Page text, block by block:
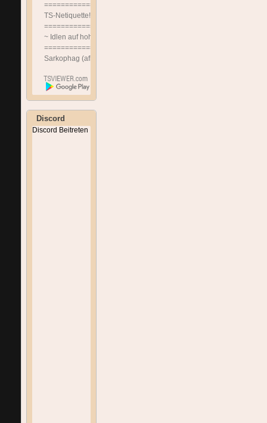
==============================
TS-Netiquette!!!
==============================
~ Idlen auf hohem Niveau ~
==============================
Sarkophag (afk Channel)
Discord
Discord Beitreten